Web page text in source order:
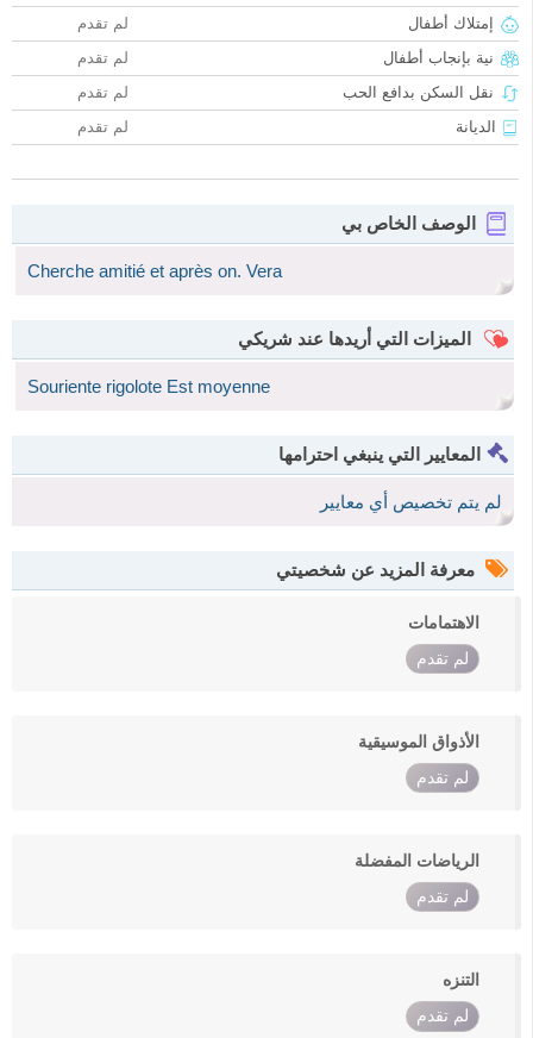
إمتلاك أطفال
لم تقدم
نية بإنجاب أطفال
لم تقدم
نقل السكن بدافع الحب
لم تقدم
الديانة
لم تقدم
الوصف الخاص بي
Cherche amitié et après on. Vera
الميزات التي أريدها عند شريكي
Souriente rigolote Est moyenne
المعايير التي ينبغي احترامها
لم يتم تخصيص أي معايير
معرفة المزيد عن شخصيتي
الاهتمامات
لم تقدم
الأذواق الموسيقية
لم تقدم
الرياضات المفضلة
لم تقدم
التنزه
لم تقدم